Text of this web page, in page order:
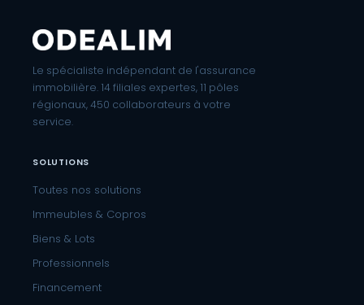
Le spécialiste indépendant de l'assurance
immobilière. 14 filiales expertes, 11 pôles
régionaux, 450 collaborateurs à votre
service.
SOLUTIONS
Toutes nos solutions
Immeubles & Copros
Biens & Lots
Professionnels
Financement